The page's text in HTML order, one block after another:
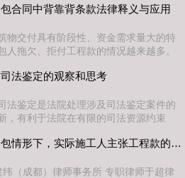
合同中背靠背条款法律释义与应用
物交付具有阶段性、资金需求量大的特
人拖欠、拒付工程款的情况越来越多。
多的总承包商在分包合同的价款支付条
背条
法鉴定的观察和思考
法鉴定是法院处理涉及司法鉴定案件的
，有利于法院在有限的司法资源约束
前鉴定程序在合规性、鉴定意见的使用
问题。
多层转、分包情形下，实际施工人主张工程款的路径探索
（成都）律师事务所 专职律师于超律